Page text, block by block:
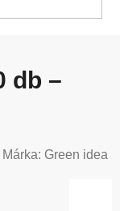
db –
Márka: Green idea